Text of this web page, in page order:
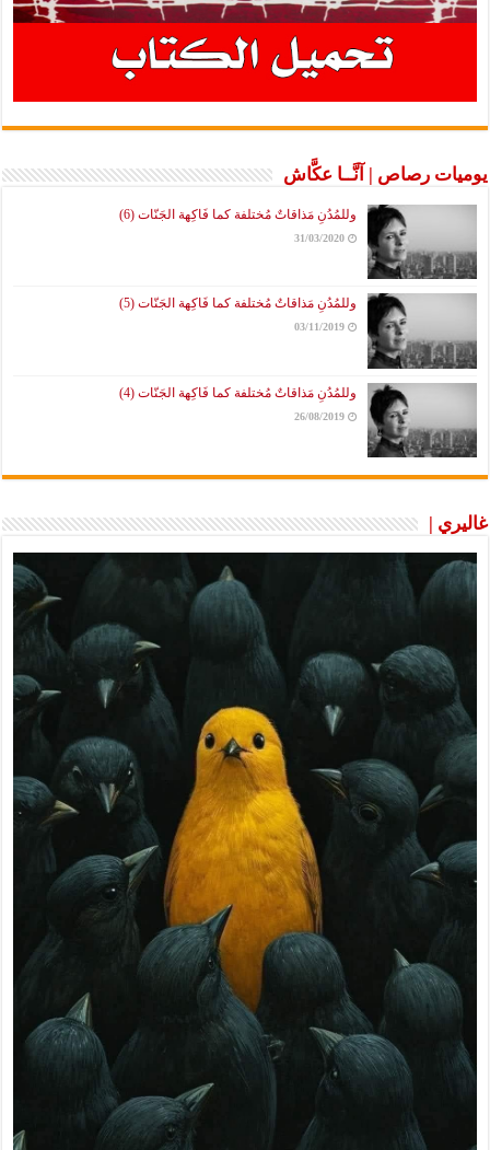
يوميات رصاص | آنَّــا عكَّاش
وللمُدُنِ مَذاقاتٌ مُختلفة كما فَاكِهة الجَنّات (6)
31/03/2020
وللمُدُنِ مَذاقاتٌ مُختلفة كما فَاكِهة الجَنّات (5)
03/11/2019
وللمُدُنِ مَذاقاتٌ مُختلفة كما فَاكِهة الجَنّات (4)
26/08/2019
غاليري |